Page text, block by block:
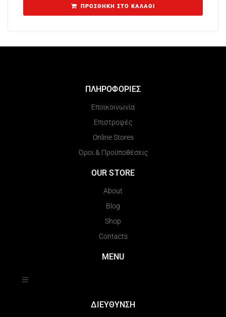
ΠΡΟΣΘΉΚΗ ΣΤΟ ΚΑΛΆΘΙ
ΠΛΗΡΟΦΟΡΙΕΣ
Εποικοινωνία
Επιστροφές
Online Stores
Όροι & Προϋποθέσεις
OUR STORE
About
Blog
Shop
Contacts
MENU
ΔΙΕΥΘΥΝΣΗ